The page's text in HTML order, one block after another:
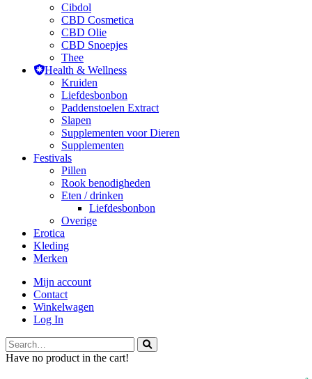
Cibdol
CBD Cosmetica
CBD Olie
CBD Snoepjes
Thee
Health & Wellness
Kruiden
Liefdesbonbon
Paddenstoelen Extract
Slapen
Supplementen voor Dieren
Supplementen
Festivals
Pillen
Rook benodigheden
Eten / drinken
Liefdesbonbon
Overige
Erotica
Kleding
Merken
Mijn account
Contact
Winkelwagen
Log In
Have no product in the cart!